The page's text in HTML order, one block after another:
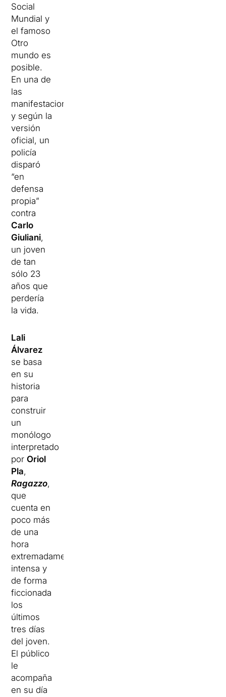
Social
Mundial y
el famoso
Otro
mundo es
posible.
En una de
las
manifestaciones,
y según la
versión
oficial, un
policía
disparó
“en
defensa
propia”
contra
Carlo
Giuliani,
un joven
de tan
sólo 23
años que
perdería
la vida.
Lali
Álvarez
se basa
en su
historia
para
construir
un
monólogo
interpretado
porOriol
Pla,
Ragazzo,
que
cuenta en
poco más
de una
hora
extremadamente
intensa y
de forma
ficcionada
los
últimos
tres días
del joven.
El público
le
acompaña
en su día